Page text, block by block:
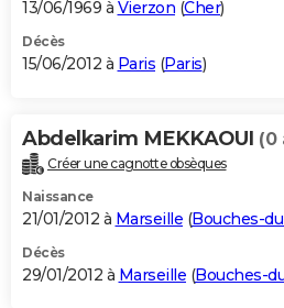
13/06/1969 à Vierzon (Cher)
Décès
15/06/2012 à Paris (Paris)
Abdelkarim MEKKAOUI (0
Créer une cagnotte obsèques
Naissance
21/01/2012 à Marseille (Bouches-
Décès
29/01/2012 à Marseille (Bouches-